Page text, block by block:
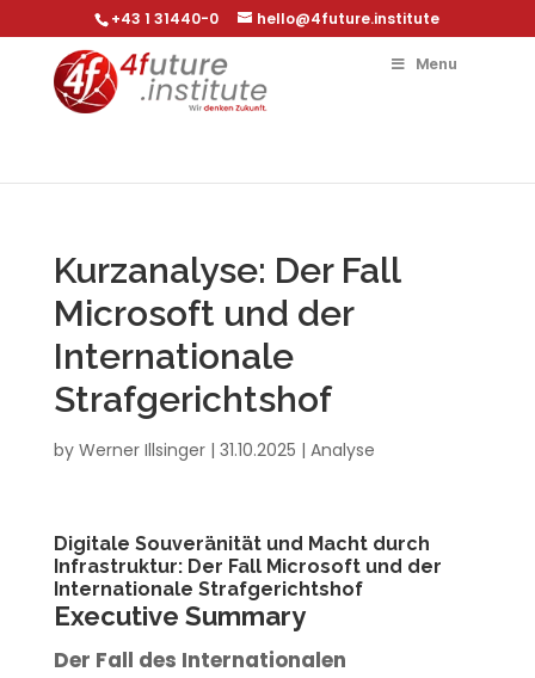
+43 1 31440-0 hello@4future.institute
Menu
Kurzanalyse: Der Fall
Microsoft und der
Internationale
Strafgerichtshof
by Werner Illsinger| 31.10.2025 | Analyse
Digitale Souveränität und Macht durch
Infrastruktur: Der Fall Microsoft und der
Internationale Strafgerichtshof
Executive Summary
Der Fall des Internationalen